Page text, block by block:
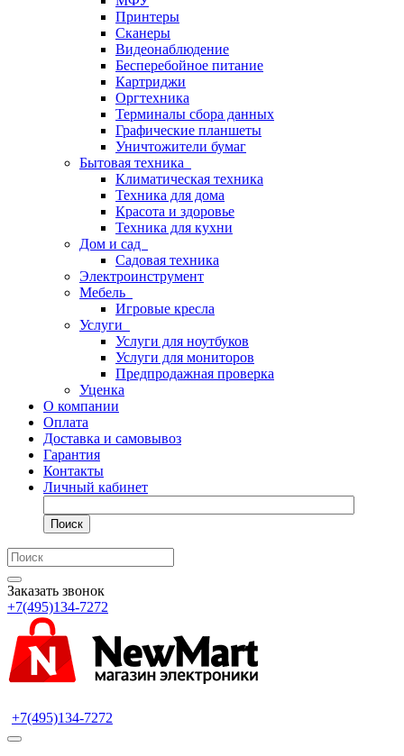
Принтеры
Сканеры
Видеонаблюдение
Бесперебойное питание
Картриджи
Оргтехника
Терминалы сбора данных
Графические планшеты
Уничтожители бумаг
Бытовая техника
Климатическая техника
Техника для дома
Красота и здоровье
Техника для кухни
Дом и сад
Садовая техника
Электроинструмент
Мебель
Игровые кресла
Услуги
Услуги для ноутбуков
Услуги для мониторов
Предпродажная проверка
Уценка
О компании
Оплата
Доставка и самовывоз
Гарантия
Контакты
Личный кабинет
Поиск
Заказать звонок
+7(495)134-7272
+7(495)134-7272